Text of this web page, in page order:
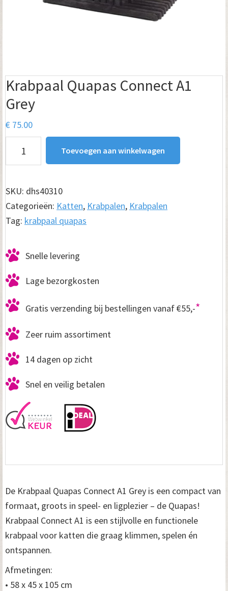
Krabpaal Quapas Connect A1
Grey
€ 75.00
Quapas
A1
Grey
aantal
Toevoegen aan winkelwagen
SKU: dhs40310
Categorieën: Katten, Krabpalen, Krabpalen
Tag: krabpaal quapas
Snelle levering
Lage bezorgkosten
Gratis verzending bij bestellingen vanaf €55,-*
Zeer ruim assortiment
14 dagen op zicht
Snel en veilig betalen
De Krabpaal Quapas Connect A1 Grey is een compact van
formaat, groots in speel- en ligplezier – de Quapas!
Krabpaal Connect A1 is een stijlvolle en functionele
krabpaal voor katten die graag klimmen, spelen én
ontspannen.
Afmetingen:
• 58 x 45 x 105 cm